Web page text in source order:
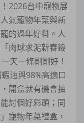
2026台中寵物展
氣寵物年菜與新
的過年好料。人
肉球求泥新春籤
天一條剛剛好！
油與98%高適口
開盒就有機會抽
討個好彩頭；同
」寵物年菜禮盒，